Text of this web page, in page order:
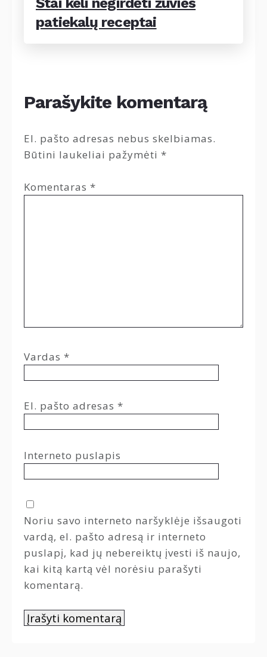
patiekalų receptai
Parašykite komentarą
El. pašto adresas nebus skelbiamas.
Būtini laukeliai pažymėti *
Komentaras *
Vardas *
El. pašto adresas *
Interneto puslapis
Noriu savo interneto naršyklėje išsaugoti
vardą, el. pašto adresą ir interneto
puslapį, kad jų nebereiktų įvesti iš naujo,
kai kitą kartą vėl norėsiu parašyti
komentarą.